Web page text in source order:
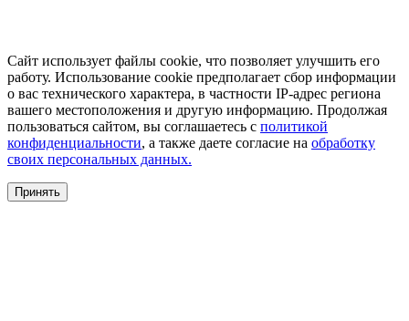
Сайт использует файлы cookie, что позволяет улучшить его
работу. Использование cookie предполагает сбор информации
о вас технического характера, в частности IP-адрес региона
вашего местоположения и другую информацию. Продолжая
пользоваться сайтом, вы соглашаетесь с политикой
конфиденциальности, а также даете согласие на обработку
своих персональных данных.
Принять